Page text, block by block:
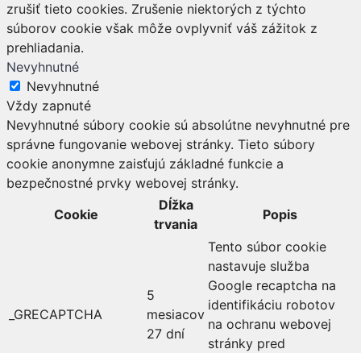
zrušiť tieto cookies. Zrušenie niektorých z týchto
súborov cookie však môže ovplyvniť váš zážitok z
prehliadania.
Nevyhnutné
Nevyhnutné
Vždy zapnuté
Nevyhnutné súbory cookie sú absolútne nevyhnutné pre
správne fungovanie webovej stránky. Tieto súbory
cookie anonymne zaisťujú základné funkcie a
bezpečnostné prvky webovej stránky.
Cookie
Dĺžka
trvania
Popis
_GRECAPTCHA
5
mesiacov
27 dní
Tento súbor cookie
nastavuje služba
Google recaptcha na
identifikáciu robotov
na ochranu webovej
stránky pred